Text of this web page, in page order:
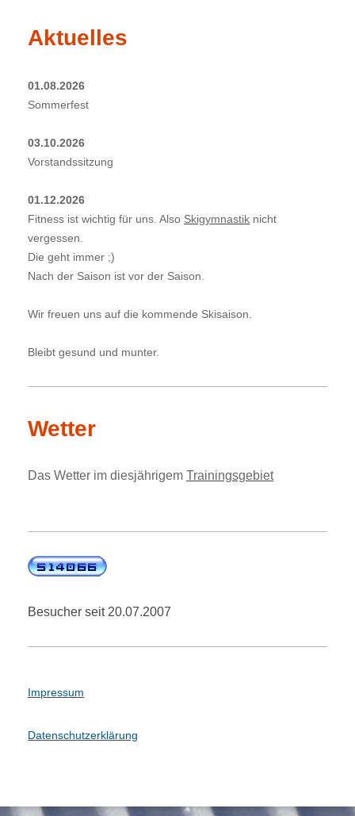
Aktuelles
01.08.2026
Sommerfest
03.10.2026
Vorstandssitzung
01.12.2026
Fitness ist wichtig für uns. Also Skigymnastik nicht
vergessen.
Die geht immer ;)
Nach der Saison ist vor der Saison.
Wir freuen uns auf die kommende Skisaison.
Bleibt gesund und munter.
Wetter
Das Wetter im diesjährigem Trainingsgebiet
Besucher seit 20.07.2007
Impressum
Datenschutzerklärung